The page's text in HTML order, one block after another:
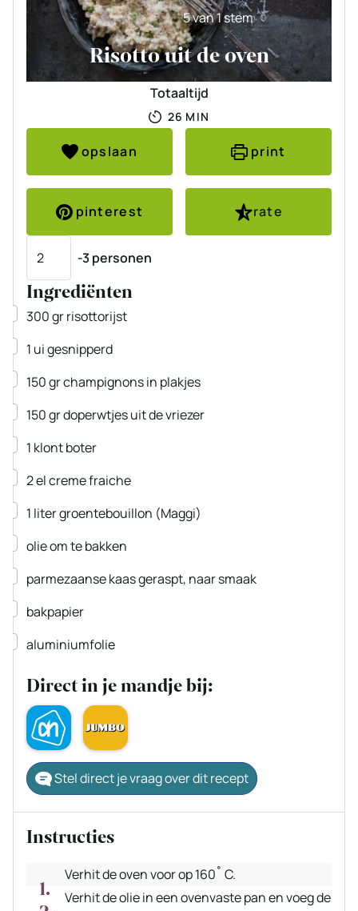
5van 1 stem
Risotto uit de oven
Totaaltijd
26 MINUTEN
MIN
opslaan print
pinterest
rate
-3 personen
Ingrediënten
▢
300grrisottorijst
▢
1 uigesnipperd
▢
150grchampignonsin plakjes
▢
150grdoperwtjesuit de vriezer
▢
1 klontboter
▢
2elcreme fraiche
▢
1 litergroentebouillon (Maggi)
▢
olie om te bakken
▢
parmezaanse kaasgeraspt, naar smaak
▢
bakpapier
▢
aluminiumfolie
Direct in je mandje bij:
Stel direct je vraag over dit recept
Instructies
Verhit de oven voor op 160˚ C.
Verhit de olie in een ovenvaste pan en voeg de